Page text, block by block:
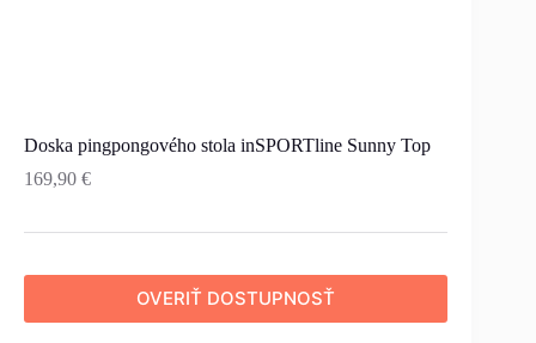
Doska pingpongového stola inSPORTline Sunny Top
169,90 €
OVERIŤ DOSTUPNOSŤ